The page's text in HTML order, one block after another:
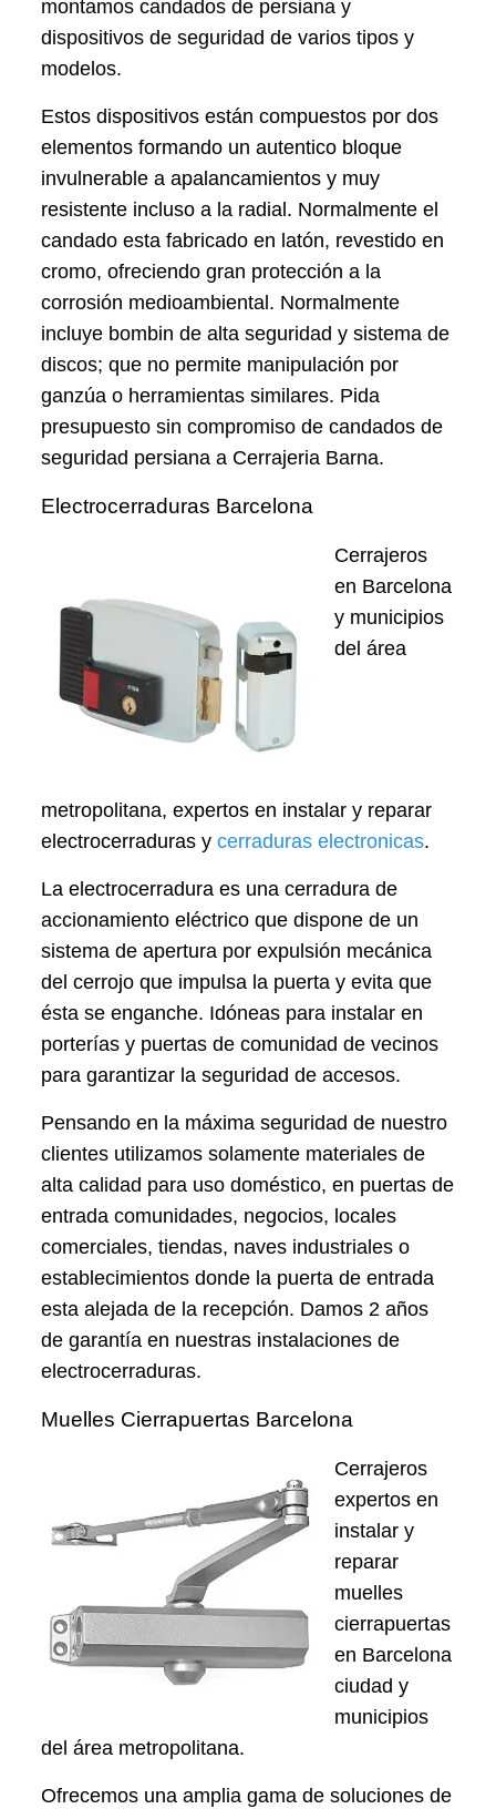
montamos candados de persiana y
dispositivos de seguridad de varios tipos y
modelos.
Estos dispositivos están compuestos por dos
elementos formando un autentico bloque
invulnerable a apalancamientos y muy
resistente incluso a la radial. Normalmente el
candado esta fabricado en latón, revestido en
cromo, ofreciendo gran protección a la
corrosión medioambiental. Normalmente
incluye bombin de alta seguridad y sistema de
discos; que no permite manipulación por
ganzúa o herramientas similares. Pida
presupuesto sin compromiso de candados de
seguridad persiana a Cerrajeria Barna.
Electrocerraduras Barcelona
Cerrajeros
en Barcelona
y municipios
del área
metropolitana, expertos en instalar y reparar
electrocerraduras ycerraduras electronicas.
La electrocerradura es una cerradura de
accionamiento eléctrico que dispone de un
sistema de apertura por expulsión mecánica
del cerrojo que impulsa la puerta y evita que
ésta se enganche. Idóneas para instalar en
porterías y puertas de comunidad de vecinos
para garantizar la seguridad de accesos.
Pensando en la máxima seguridad de nuestro
clientes utilizamos solamente materiales de
alta calidad para uso doméstico, en puertas de
entrada comunidades, negocios, locales
comerciales, tiendas, naves industriales o
establecimientos donde la puerta de entrada
esta alejada de la recepción. Damos 2 años
de garantía en nuestras instalaciones de
electrocerraduras.
Muelles Cierrapuertas Barcelona
Cerrajeros
expertos en
instalar y
reparar
muelles
cierrapuertas
en Barcelona
ciudad y
municipios
del área metropolitana.
Ofrecemos una amplia gama de soluciones de